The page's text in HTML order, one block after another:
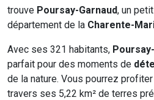
trouve Poursay-Garnaud, un
département de la Charente-
Avec ses 321 habitants,
parfait pour des moments de
de la nature. Vous pourrez
travers ses 5,22 km² de terres